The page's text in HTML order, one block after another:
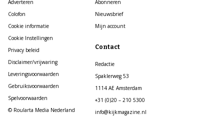
Adverteren
Colofon
Cookie informatie
Cookie Instellingen
Privacy beleid
Disclaimer/vrijwaring
Leveringsvoorwaarden
Gebruiksvoorwaarden
Spelvoorwaarden
© Roularta Media Nederland
Abonneren
Nieuwsbrief
Mijn account
Contact
Redactie
Spaklerweg 53
1114 AE Amsterdam
+31 (0)20 – 210 5300
info@kijkmagazine.nl